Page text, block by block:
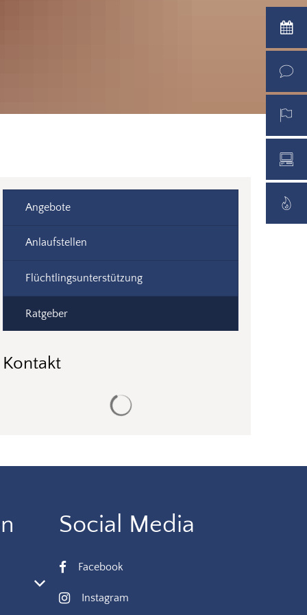
Angebote
Anlaufstellen
Flüchtlingsunterstützung
Ratgeber
Kontakt
Schließzeiten auszublenden
Social Media
Facebook
Instagram